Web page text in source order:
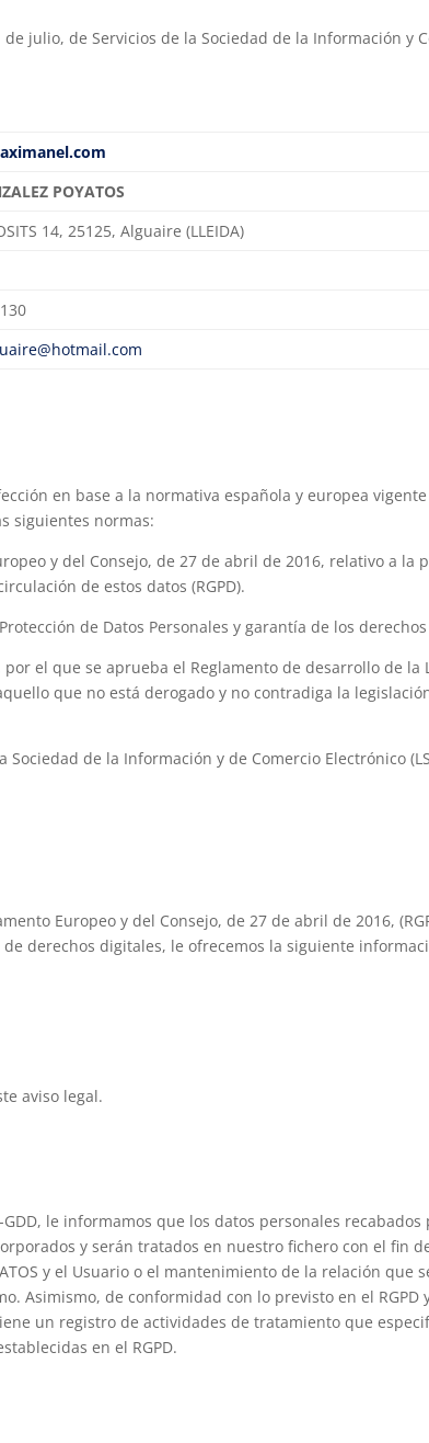
julio, de Servicios de la Sociedad de la Información y
POYATOS
14, 25125, Alguaire (LLEIDA)
en base a la normativa española y europea
siguientes normas:
y del Consejo, de 27 de abril de 2016, relativo a la
de estos datos (RGPD).
de Datos Personales y garantía de los derechos
que se aprueba el Reglamento de desarrollo de la
que no está derogado y no contradiga la
de la Información y de Comercio Electrónico
Europeo y del Consejo, de 27 de abril de 2016,
derechos digitales, le ofrecemos la siguiente
aviso legal.
le informamos que los datos personales recabados
y serán tratados en nuestro fichero con el fin
y el Usuario o el mantenimiento de la relación
Asimismo, de conformidad con lo previsto en el RGPD
un registro de actividades de tratamiento que
en el RGPD.